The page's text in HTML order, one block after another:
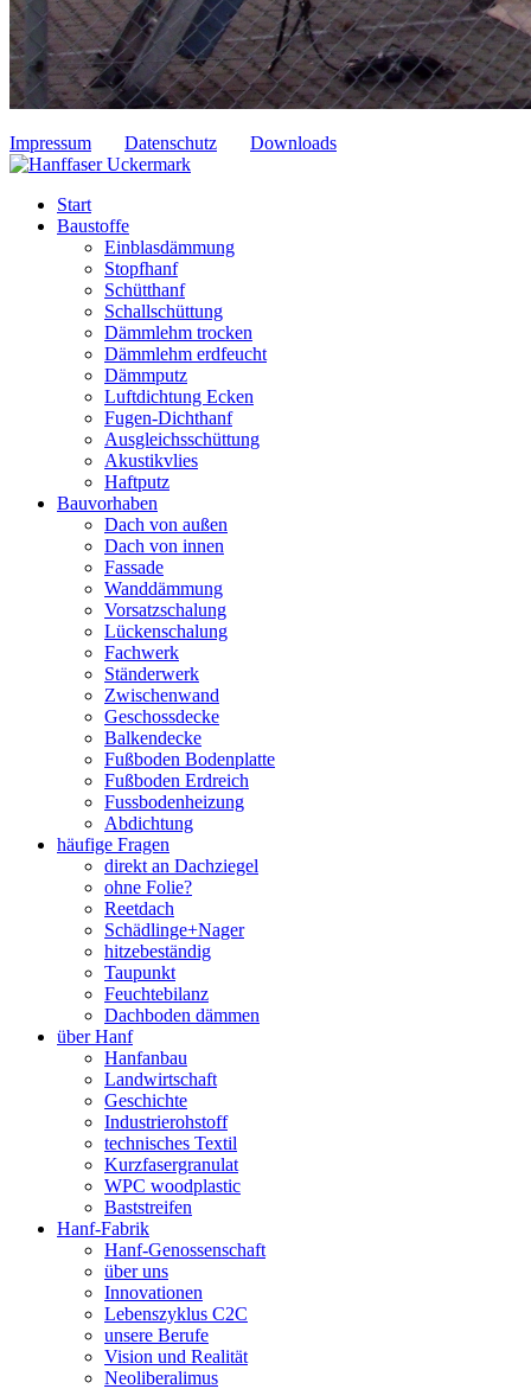
Impressum Datenschutz Downloads
Start
Baustoffe
Einblasdämmung
Stopfhanf
Schütthanf
Schallschüttung
Dämmlehm trocken
Dämmlehm erdfeucht
Dämmputz
Luftdichtung Ecken
Fugen-Dichthanf
Ausgleichsschüttung
Akustikvlies
Haftputz
Bauvorhaben
Dach von außen
Dach von innen
Fassade
Wanddämmung
Vorsatzschalung
Lückenschalung
Fachwerk
Ständerwerk
Zwischenwand
Geschossdecke
Balkendecke
Fußboden Bodenplatte
Fußboden Erdreich
Fussbodenheizung
Abdichtung
häufige Fragen
direkt an Dachziegel
ohne Folie?
Reetdach
Schädlinge+Nager
hitzebeständig
Taupunkt
Feuchtebilanz
Dachboden dämmen
über Hanf
Hanfanbau
Landwirtschaft
Geschichte
Industrierohstoff
technisches Textil
Kurzfasergranulat
WPC woodplastic
Baststreifen
Hanf-Fabrik
Hanf-Genossenschaft
über uns
Innovationen
Lebenszyklus C2C
unsere Berufe
Vision und Realität
Neoliberalimus